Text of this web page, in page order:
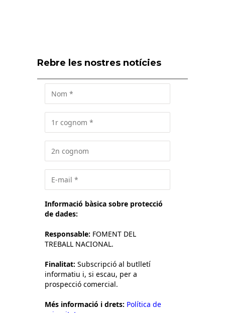
Rebre les nostres notícies
Informació bàsica sobre protecció
de dades:
Responsable: FOMENT DEL
TREBALL NACIONAL.
Finalitat: Subscripció al butlletí
informatiu i, si escau, per a
prospecció comercial.
Més informació i drets: Política de